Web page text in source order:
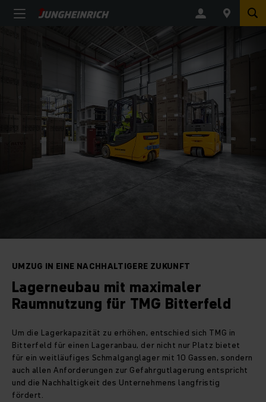
UMZUG IN EINE NACHHALTIGERE ZUKUNFT
Lagerneubau mit maximaler
Raumnutzung für TMG Bitterfeld
Um die Lagerkapazität zu erhöhen, entschied sich TMG in
Bitterfeld für einen Lageranbau, der nicht nur Platz bietet
für ein weitläufiges Schmalganglager mit 10 Gassen, sondern
auch allen Anforderungen zur Gefahrgutlagerung entspricht
und die Nachhaltigkeit des Unternehmens langfristig
fördert.